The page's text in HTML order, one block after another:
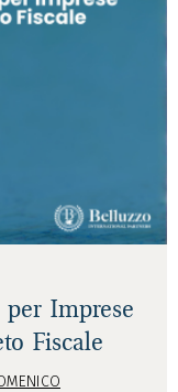
Imprese
Fiscale